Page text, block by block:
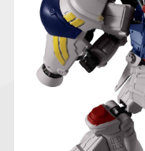
仮面ライダーシリー
キャラパキ